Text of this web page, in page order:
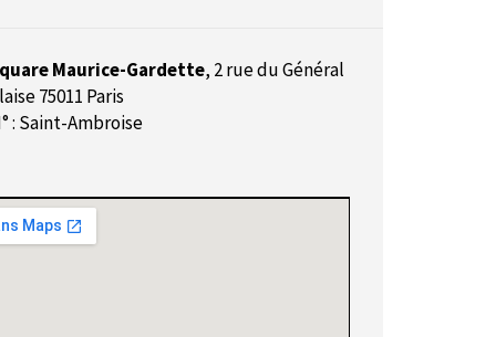
Maurice-Gardette, 2 rue du Général
75011 Paris
: Saint-Ambroise